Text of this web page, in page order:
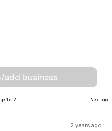
add business
1 of 2 Next page
2 years ago